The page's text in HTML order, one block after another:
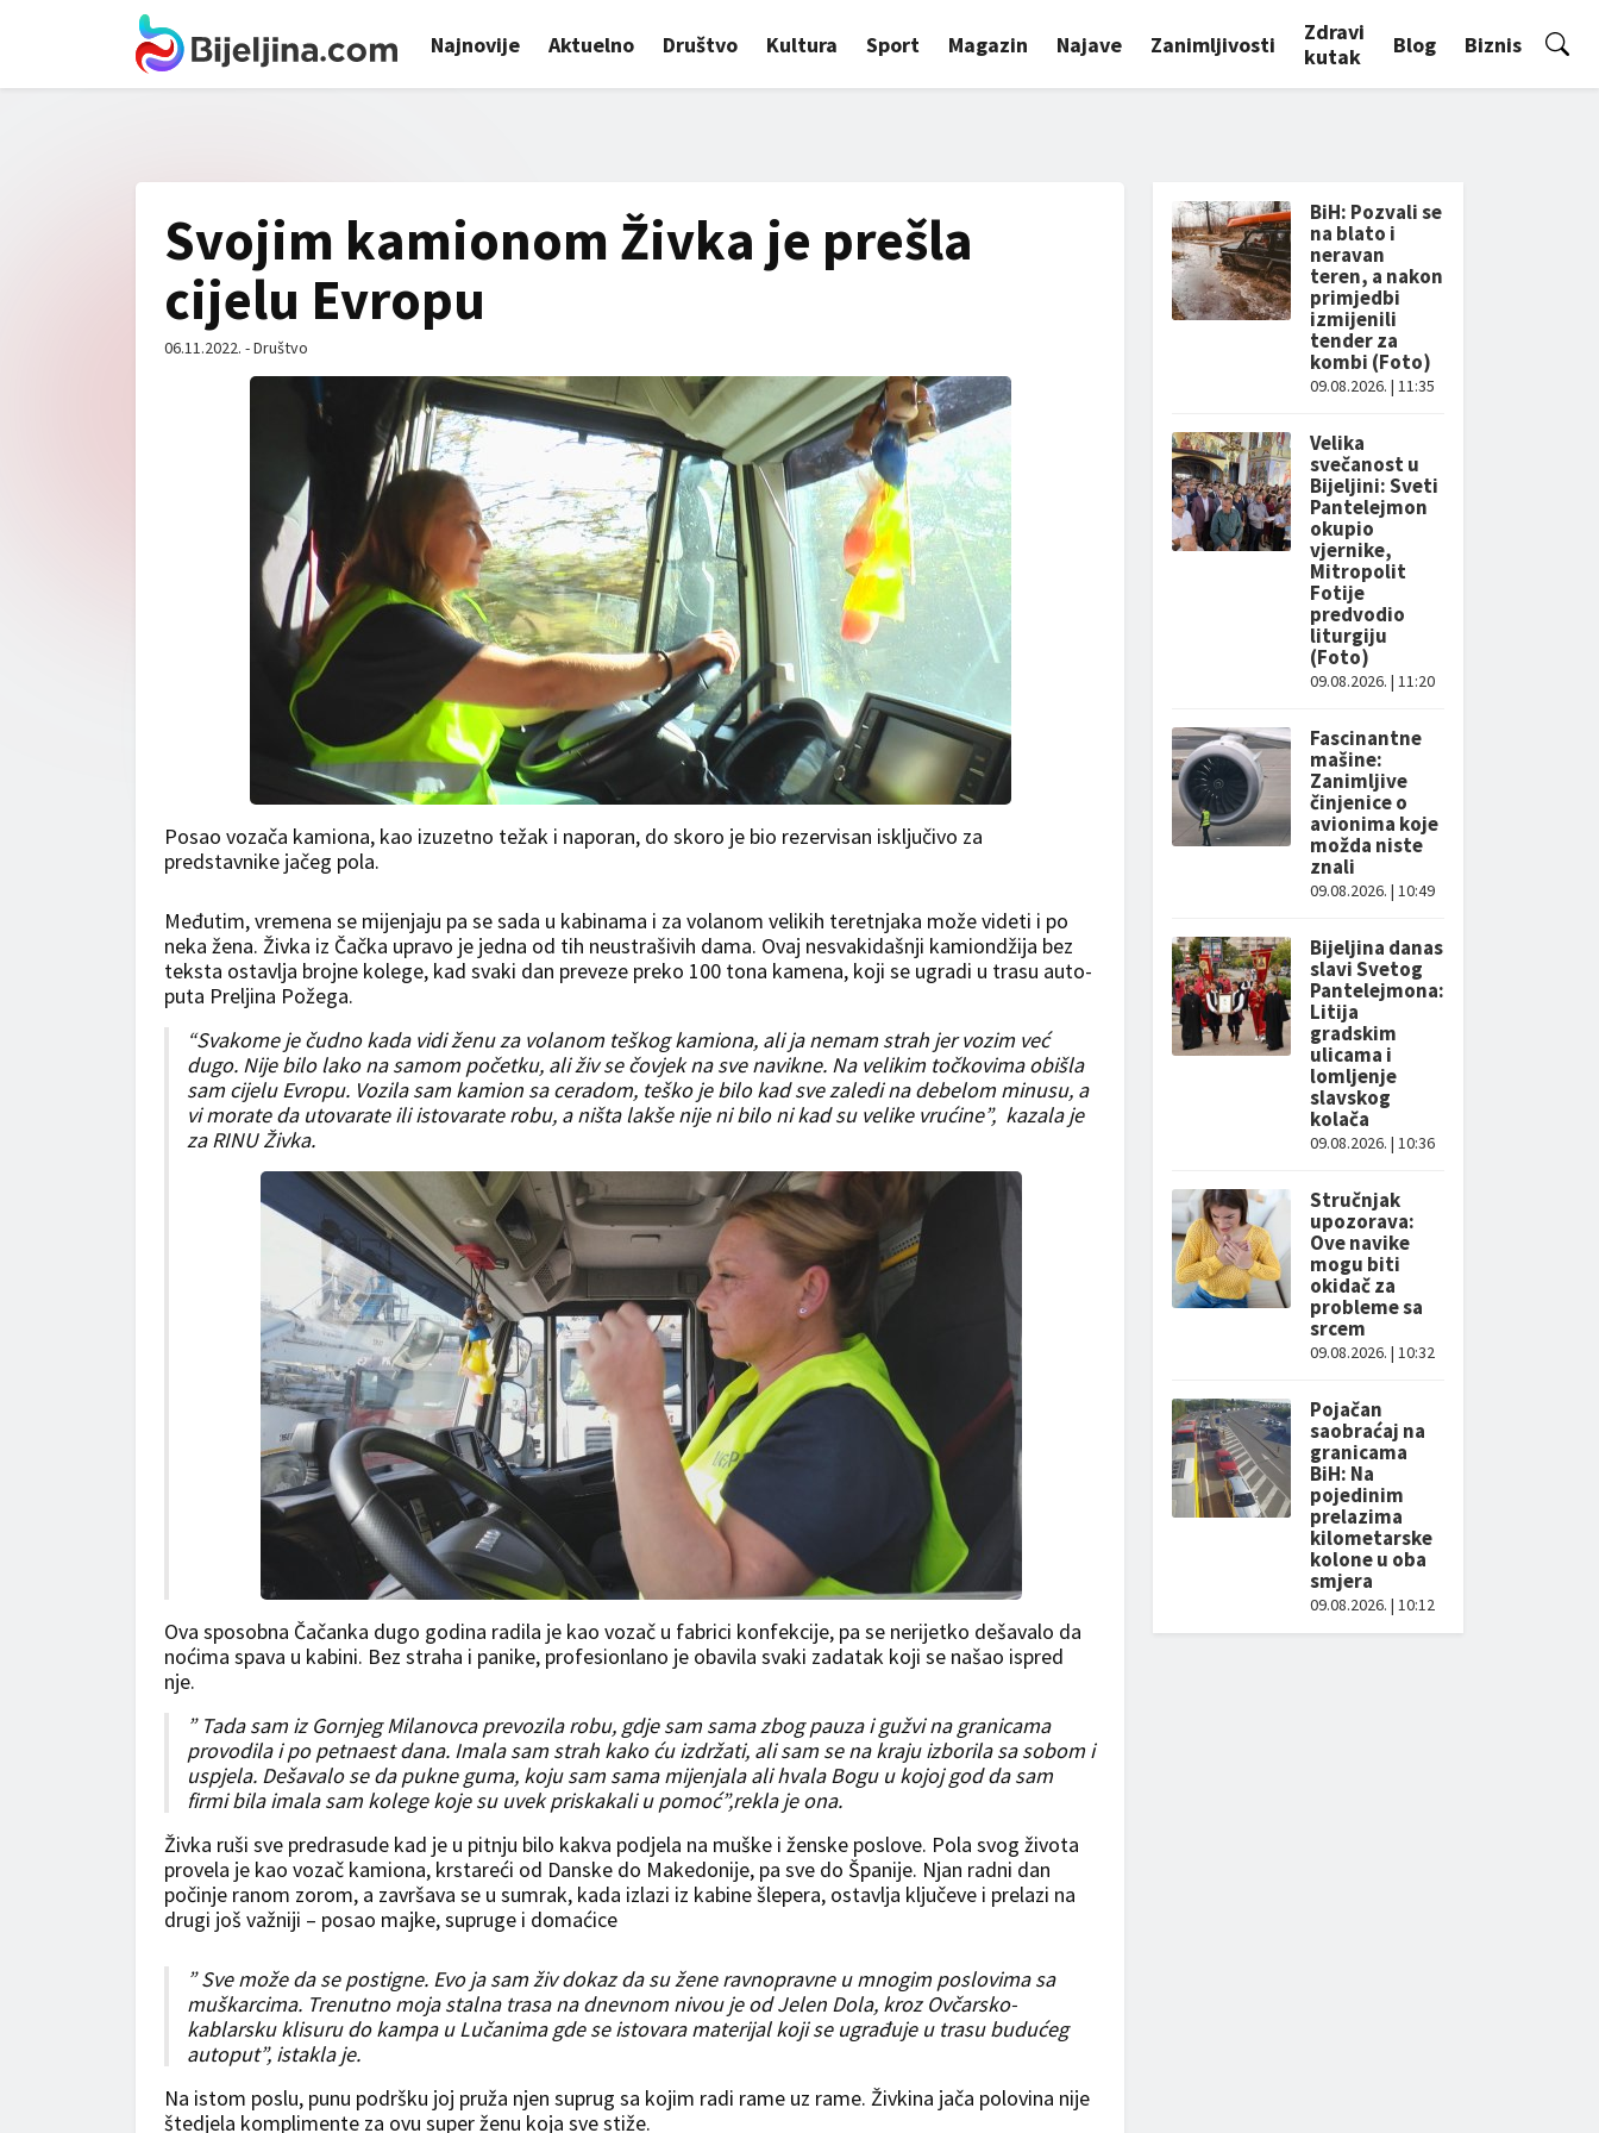
Najnovije Aktuelno Društvo Kultura Sport Magazin Najave Zanimljivosti
Zdravi
kutak
Blog Biznis
Svojim kamionom Živka je prešla
cijelu Evropu
06.11.2022. - Društvo
Posao vozača kamiona, kao izuzetno težak i naporan, do skoro je bio rezervisan isključivo za
predstavnike jačeg pola.
Međutim, vremena se mijenjaju pa se sada u kabinama i za volanom velikih teretnjaka može videti i po
neka žena. Živka iz Čačka upravo je jedna od tih neustrašivih dama. Ovaj nesvakidašnji kamiondžija bez
teksta ostavlja brojne kolege, kad svaki dan preveze preko 100 tona kamena, koji se ugradi u trasu auto-
puta Preljina Požega.
“Svakome je čudno kada vidi ženu za volanom teškog kamiona, ali ja nemam strah jer vozim već
dugo. Nije bilo lako na samom početku, ali živ se čovjek na sve navikne. Na velikim točkovima obišla
sam cijelu Evropu. Vozila sam kamion sa ceradom, teško je bilo kad sve zaledi na debelom minusu, a
vi morate da utovarate ili istovarate robu, a ništa lakše nije ni bilo ni kad su velike vrućine”, kazala je
za RINU Živka.
Ova sposobna Čačanka dugo godina radila je kao vozač u fabrici konfekcije, pa se nerijetko dešavalo da
noćima spava u kabini. Bez straha i panike, profesionlano je obavila svaki zadatak koji se našao ispred
nje.
” Tada sam iz Gornjeg Milanovca prevozila robu, gdje sam sama zbog pauza i gužvi na granicama
provodila i po petnaest dana. Imala sam strah kako ću izdržati, ali sam se na kraju izborila sa sobom i
uspjela. Dešavalo se da pukne guma, koju sam sama mijenjala ali hvala Bogu u kojoj god da sam
firmi bila imala sam kolege koje su uvek priskakali u pomoć”,rekla je ona.
Živka ruši sve predrasude kad je u pitnju bilo kakva podjela na muške i ženske poslove. Pola svog života
provela je kao vozač kamiona, krstareći od Danske do Makedonije, pa sve do Španije. Njan radni dan
počinje ranom zorom, a završava se u sumrak, kada izlazi iz kabine šlepera, ostavlja ključeve i prelazi na
drugi još važniji – posao majke, supruge i domaćice
” Sve može da se postigne. Evo ja sam živ dokaz da su žene ravnopravne u mnogim poslovima sa
muškarcima. Trenutno moja stalna trasa na dnevnom nivou je od Jelen Dola, kroz Ovčarsko-
kablarsku klisuru do kampa u Lučanima gde se istovara materijal koji se ugrađuje u trasu budućeg
autoput”, istakla je.
Na istom poslu, punu podršku joj pruža njen suprug sa kojim radi rame uz rame. Živkina jača polovina nije
štedjela komplimente za ovu super ženu koja sve stiže.
BiH: Pozvali se
na blato i
neravan
teren, a nakon
primjedbi
izmijenili
tender za
kombi (Foto)
09.08.2026. | 11:35
Velika
svečanost u
Bijeljini: Sveti
Pantelejmon
okupio
vjernike,
Mitropolit
Fotije
predvodio
liturgiju
(Foto)
09.08.2026. | 11:20
Fascinantne
mašine:
Zanimljive
činjenice o
avionima koje
možda niste
znali
09.08.2026. | 10:49
Bijeljina danas
slavi Svetog
Pantelejmona:
Litija
gradskim
ulicama i
lomljenje
slavskog
kolača
09.08.2026. | 10:36
Stručnjak
upozorava:
Ove navike
mogu biti
okidač za
probleme sa
srcem
09.08.2026. | 10:32
Pojačan
saobraćaj na
granicama
BiH: Na
pojedinim
prelazima
kilometarske
kolone u oba
smjera
09.08.2026. | 10:12